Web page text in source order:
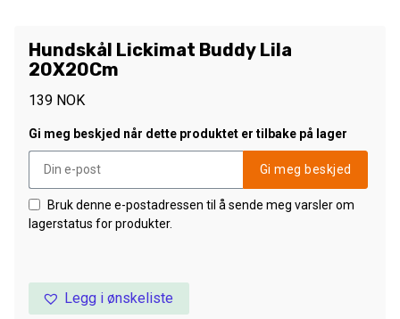
Hundskål Lickimat Buddy Lila
20X20Cm
139 NOK
Gi meg beskjed når dette produktet er tilbake på lager
Gi meg beskjed
Bruk denne e-postadressen til å sende meg varsler om
lagerstatus for produkter.
Legg i ønskeliste